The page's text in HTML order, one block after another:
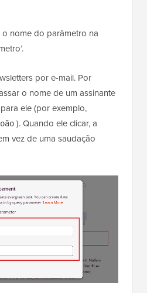
nome do parâmetro na
por e-mail. Por
o nome de um assinante
ele (por exemplo,
). Quando ele clicar, a
vez de uma saudação